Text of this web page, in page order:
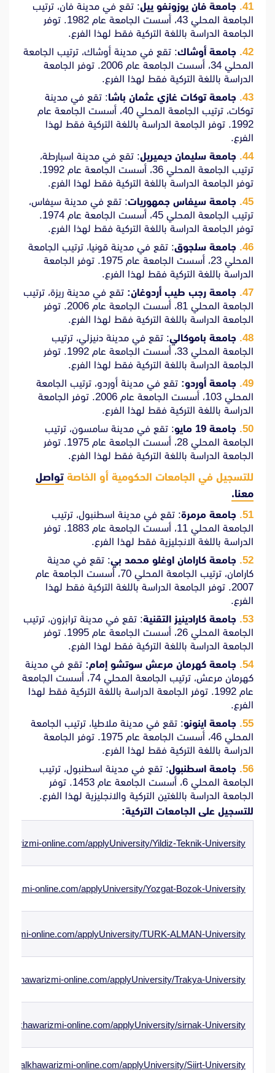
جامعة فان يوزونفو ييل: تقع في مدينة فان، ترتيب
الجامعة المحلي 43، أسست الجامعة عام 1982. توفر
الجامعة الدراسة باللغة التركية فقط لهذا الفرع.
جامعة أوشاك: تقع في مدينة أوشاك، ترتيب الجامعة
المحلي 34، أسست الجامعة عام 2006. توفر الجامعة
الدراسة باللغة التركية فقط لهذا الفرع.
جامعة توكات غازي عثمان باشا: تقع في مدينة
توكات، ترتيب الجامعة المحلي 40، أسست الجامعة عام
1992. توفر الجامعة الدراسة باللغة التركية فقط لهذا
الفرع.
جامعة سليمان ديميريل: تقع في مدينة اسبارطة،
ترتيب الجامعة المحلي 36، أسست الجامعة عام 1992.
توفر الجامعة الدراسة باللغة التركية فقط لهذا الفرع.
جامعة سيفاس جمهوريات: تقع في مدينة سيفاس،
ترتيب الجامعة المحلي 45، أسست الجامعة عام 1974.
توفر الجامعة الدراسة باللغة التركية فقط لهذا الفرع.
جامعة سلجوق: تقع في مدينة قونيا، ترتيب الجامعة
المحلي 23، أسست الجامعة عام 1975. توفر الجامعة
الدراسة باللغة التركية فقط لهذا الفرع.
جامعة رجب طيب أردوغان: تقع في مدينة ريزة، ترتيب
الجامعة المحلي 81، أسست الجامعة عام 2006. توفر
الجامعة الدراسة باللغة التركية فقط لهذا الفرع.
جامعة باموكالي: تقع في مدينة دنيزلي، ترتيب
الجامعة المحلي 33، أسست الجامعة عام 1992. توفر
الجامعة الدراسة باللغة التركية فقط لهذا الفرع.
جامعة أوردو: تقع في مدينة أوردو، ترتيب الجامعة
المحلي 103، أسست الجامعة عام 2006. توفر الجامعة
الدراسة باللغة التركية فقط لهذا الفرع.
جامعة 19 مايو
: تقع في مدينة سامسون، ترتيب
الجامعة المحلي 28، أسست الجامعة عام 1975. توفر
الجامعة الدراسة باللغة التركية فقط لهذا الفرع.
للتسجيل في الجامعات الحكومية أو الخاصة تواصل
معنا.
جامعة مرمرة: تقع في مدينة اسطنبول، ترتيب
الجامعة المحلي 11، أسست الجامعة عام 1883. توفر
الدراسة باللغة الانجليزية فقط لهذا الفرع.
جامعة كارامان اوغلو محمد بي: تقع في مدينة
كارامان، ترتيب الجامعة المحلي 70، أسست الجامعة عام
2007. توفر الجامعة الدراسة باللغة التركية فقط لهذا
الفرع.
جامعة كارادينيز التقنية: تقع في مدينة ترابزون، ترتيب
الجامعة المحلي 26، أسست الجامعة عام 1995. توفر
الجامعة الدراسة باللغة التركية فقط لهذا الفرع.
جامعة كهرمان مرعش سوتشو إمام: تقع في مدينة
كهرمان مرعش، ترتيب الجامعة المحلي 74، أسست الجامعة
عام 1992. توفر الجامعة الدراسة باللغة التركية فقط لهذا
الفرع.
جامعة اينونو: تقع في مدينة ملاطيا، ترتيب الجامعة
المحلي 46، أسست الجامعة عام 1975. توفر الجامعة
الدراسة باللغة التركية فقط لهذا الفرع.
جامعة اسطنبول: تقع في مدينة اسطنبول، ترتيب
الجامعة المحلي 6، أسست الجامعة عام 1453. توفر
الجامعة الدراسة باللغتين التركية والانجليزية لهذا الفرع.
للتسجيل على الجامعات التركية:
online.com/applyUniversity/Yildiz-Teknik-University
online.com/applyUniversity/Yozgat-Bozok-University
online.com/applyUniversity/TURK-ALMAN-University
online.com/applyUniversity/Trakya-University
online.com/applyUniversity/sirnak-University
online.com/applyUniversity/Siirt-University